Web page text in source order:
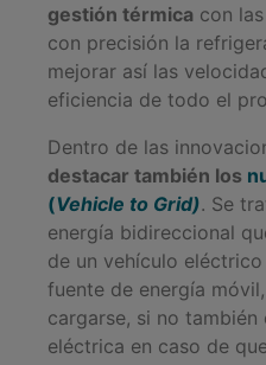
gestión térmica con
con precisión la
mejorar así las
eficiencia de todo el
Dentro de las
destacar también los
(Vehicle to Grid). Se
energía bidireccional
de un vehículo
fuente de energía
cargarse, si no
eléctrica en caso de